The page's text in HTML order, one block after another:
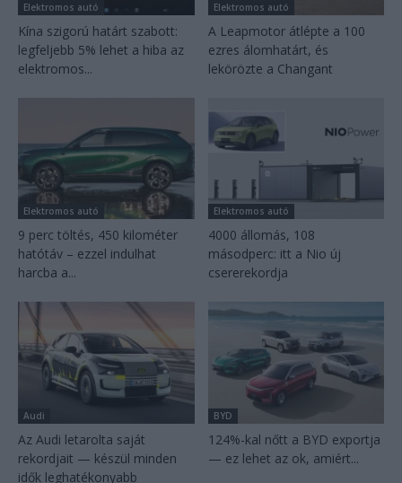
Elektromos autó
Kína szigorú határt szabott:
legfeljebb 5% lehet a hiba az
elektromos...
Elektromos autó
A Leapmotor átlépte a 100
ezres álomhatárt, és
lekörözte a Changant
Elektromos autó
9 perc töltés, 450 kilométer
hatótáv – ezzel indulhat
harcba a...
Elektromos autó
4000 állomás, 108
másodperc: itt a Nio új
csererekordja
Audi
Az Audi letarolta saját
rekordjait — készül minden
idők leghatékonyabb
BYD
124%-kal nőtt a BYD exportja
— ez lehet az ok, amiért...